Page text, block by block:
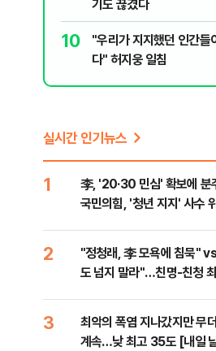
피서객
기도 끊겼다
10
"우리가 지지했던 인간들
다" 허지웅 일침
실시간 인기뉴스
1
李, '20·30 민심' 확보에
국민의힘, '청년 지지' 사수
2
"정청래, 李 모욕에 침묵"
도 넘지 말라"…친명-친청
3
최악의 폭염 지나갔지만 무
계속…낮 최고 35도 [내일